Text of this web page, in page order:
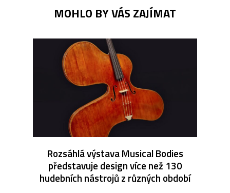
MOHLO BY VÁS ZAJÍMAT
Rozsáhlá výstava Musical Bodies
představuje design více než 130
hudebních nástrojů z různých období